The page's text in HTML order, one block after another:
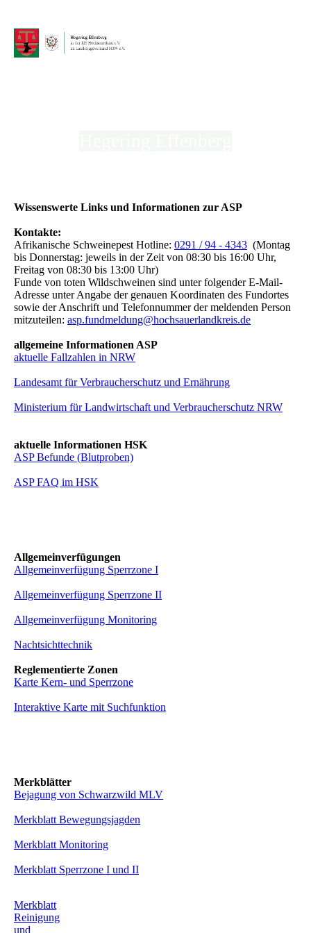
Wissenswerte Links und Informationen zur ASP
Kontakte:
Afrikanische Schweinepest Hotline: 0291 / 94 - 4343 (Montag
bis Donnerstag: jeweils in der Zeit von 08:30 bis 16:00 Uhr,
Freitag von 08:30 bis 13:00 Uhr)
Funde von toten Wildschweinen sind unter folgender E-Mail-
Adresse unter Angabe der genauen Koordinaten des Fundortes
sowie der Anschrift und Telefonnummer der meldenden Person
mitzuteilen: asp.fundmeldung@hochsauerlandkreis.de
allgemeine Informationen ASP
aktuelle Fallzahlen in NRW
Landesamt für Verbraucherschutz und Ernährung
Ministerium für Landwirtschaft und Verbraucherschutz NRW
aktuelle Informationen HSK
ASP Befunde (Blutproben)
ASP FAQ im HSK
Allgemeinverfügungen
Allgemeinverfügung Sperrzone I
Allgemeinverfügung Sperrzone II
Allgemeinverfügung Monitoring
Nachtsichttechnik
Reglementierte Zonen
Karte Kern- und Sperrzone
Interaktive Karte mit Suchfunktion
Merkblätter
Bejagung von Schwarzwild MLV
Merkblatt Bewegungsjagden
Merkblatt Monitoring
Merkblatt Sperrzone I und II
Merkblatt
Reinigung
und